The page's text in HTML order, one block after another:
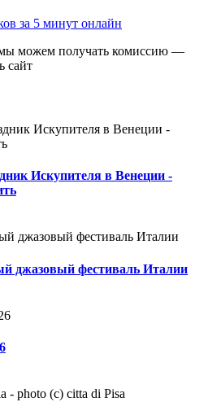
за 5 минут онлайн
можем получать комиссию —
сайт
Искупителя в Венеции -
джазовый фестиваль Италии